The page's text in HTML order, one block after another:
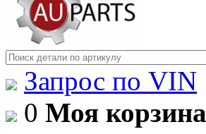
Запрос по VIN
0 Моя корзина